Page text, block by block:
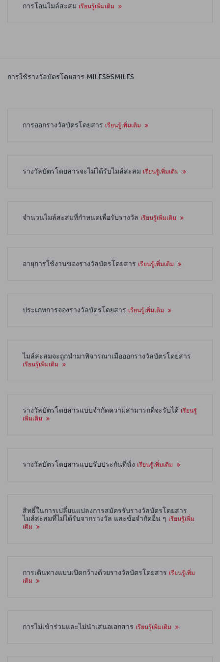
การโอนไมล์สะสม เรียนรู้เพิ่มเติม
การใช้รางวัลบัตรโดยสาร MILES&SMILES
การออกรางวัลบัตรโดยสาร เรียนรู้เพิ่มเติม
รางวัลบัตรโดยสารจะไม่ได้รับไมล์สะสม เรียนรู้เพิ่มเติม
จำนวนไมล์สะสมที่กำหนดเพื่อรับรางวัล เรียนรู้เพิ่มเติม
อายุการใช้งานของรางวัลบัตรโดยสาร เรียนรู้เพิ่มเติม
ประเภทการจองรางวัลบัตรโดยสาร เรียนรู้เพิ่มเติม
ไมล์สะสมจะถูกนำมาพิจารณาเมื่อออกรางวัลบัตรโดยสาร
เรียนรู้เพิ่มเติม
รางวัลบัตรโดยสารแบบจำกัดความสามารถที่จะรับได้ เรียนรู้
เพิ่มเติม
รางวัลบัตรโดยสารแบบรับประกันที่นั่ง เรียนรู้เพิ่มเติม
สิทธิ์ในการเปลี่ยนแปลงการสมัครรับรางวัลบัตรโดยสาร
ไมล์สะสมที่ไม่ได้รับจากรางวัล และข้อจำกัดอื่น ๆ เรียนรู้เพิ่ม
เติม
การเดินทางแบบเปิดกว้างด้วยรางวัลบัตรโดยสาร เรียนรู้เพิ่ม
เติม
การไม่เข้าร่วมและไม่นำเสนอเอกสาร เรียนรู้เพิ่มเติม